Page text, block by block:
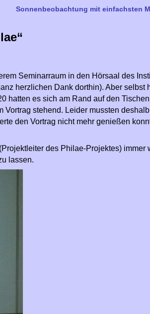
Sonnenbeobachtung mit einfachsten
Seminarraum in den Hörsaal des
herzlichen Dank dorthin). Aber selbst
hatten es sich am Rand auf den Tischen
Vortrag stehend. Leider mussten
den Vortrag nicht mehr genießen
des Philae-Projektes) immer
lassen.